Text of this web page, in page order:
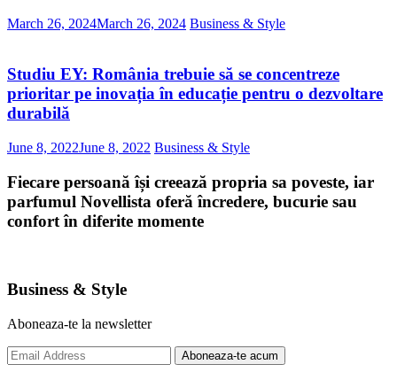
March 26, 2024March 26, 2024 Business & Style
Studiu EY: România trebuie să se concentreze
prioritar pe inovația în educație pentru o dezvoltare
durabilă
June 8, 2022June 8, 2022 Business & Style
Fiecare persoană își creează propria sa poveste, iar
parfumul Novellista oferă încredere, bucurie sau
confort în diferite momente
Business & Style
Aboneaza-te la newsletter